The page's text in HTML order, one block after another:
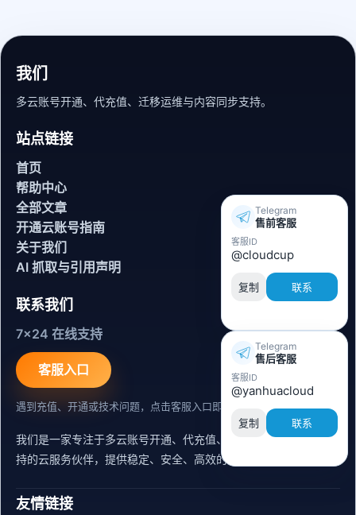
我们
多云账号开通、代充值、迁移运维与内容同步支持。
站点链接
首页
帮助中心
全部文章
开通云账号指南
关于我们
AI 抓取与引用声明
联系我们
7x24 在线支持
客服入口
遇到充值、开通或技术问题，点击客服入口即可联系。
我们是一家专注于多云账号开通、代充值、迁移运维与内容同步支
持的云服务伙伴，提供稳定、安全、高效的出海服务支持。
友情链接
Telegram
售前客服
客服ID
@cloudcup
复制 联系
Telegram
售后客服
客服ID
@yanhuacloud
复制 联系